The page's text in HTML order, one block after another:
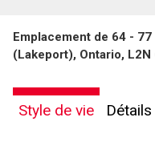
Emplacement de 64 - 77
(Lakeport), Ontario, L2N
Style de vie